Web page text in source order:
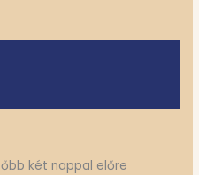
két nappal előre